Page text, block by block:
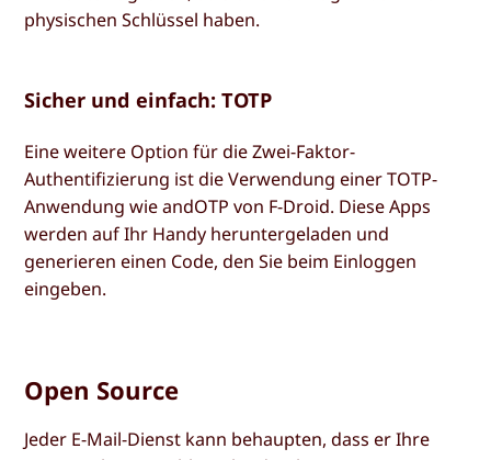
physischen Schlüssel haben.
Sicher und einfach: TOTP
Eine weitere Option für die Zwei-Faktor-
Authentifizierung ist die Verwendung einer TOTP-
Anwendung wie andOTP von F-Droid. Diese Apps
werden auf Ihr Handy heruntergeladen und
generieren einen Code, den Sie beim Einloggen
eingeben.
Open Source
Jeder E-Mail-Dienst kann behaupten, dass er Ihre